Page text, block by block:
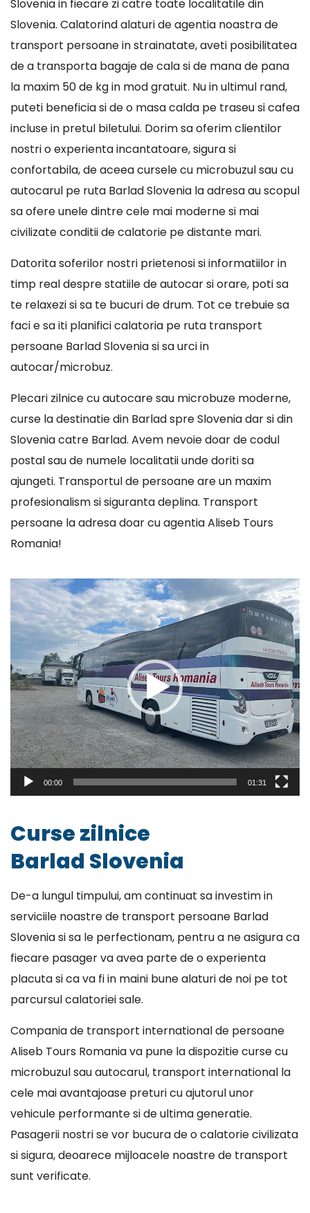
Slovenia in fiecare zi catre toate localitatile din
Slovenia. Calatorind alaturi de agentia noastra de
transport persoane in strainatate, aveti posibilitatea
de a transporta bagaje de cala si de mana de pana
la maxim 50 de kg in mod gratuit. Nu in ultimul rand,
puteti beneficia si de o masa calda pe traseu si cafea
incluse in pretul biletului. Dorim sa oferim clientilor
nostri o experienta incantatoare, sigura si
confortabila, de aceea cursele cu microbuzul sau cu
autocarul pe ruta Barlad Slovenia la adresa au scopul
sa ofere unele dintre cele mai moderne si mai
civilizate conditii de calatorie pe distante mari.
Datorita soferilor nostri prietenosi si informatiilor in
timp real despre statiile de autocar si orare, poti sa
te relaxezi si sa te bucuri de drum. Tot ce trebuie sa
faci e sa iti planifici calatoria pe ruta transport
persoane Barlad Slovenia si sa urci in
autocar/microbuz.
Plecari zilnice cu autocare sau microbuze moderne,
curse la destinatie din Barlad spre Slovenia dar si din
Slovenia catre Barlad. Avem nevoie doar de codul
postal sau de numele localitatii unde doriti sa
ajungeti. Transportul de persoane are un maxim
profesionalism si siguranta deplina. Transport
persoane la adresa doar cu agentia Aliseb Tours
Romania!
Player
video
00:00 01:31
Curse zilnice
Barlad Slovenia
De-a lungul timpului, am continuat sa investim in
serviciile noastre de transport persoane Barlad
Slovenia si sa le perfectionam, pentru a ne asigura ca
fiecare pasager va avea parte de o experienta
placuta si ca va fi in maini bune alaturi de noi pe tot
parcursul calatoriei sale.
Compania de transport international de persoane
Aliseb Tours Romania va pune la dispozitie curse cu
microbuzul sau autocarul, transport international la
cele mai avantajoase preturi cu ajutorul unor
vehicule performante si de ultima generatie.
Pasagerii nostri se vor bucura de o calatorie civilizata
si sigura, deoarece mijloacele noastre de transport
sunt verificate.